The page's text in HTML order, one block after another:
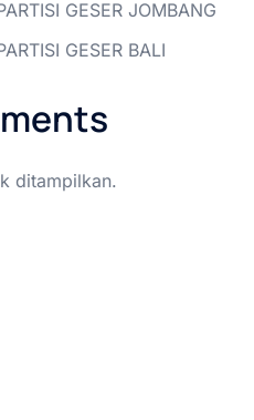
GESER JOMBANG
GESER BALI
ditampilkan.